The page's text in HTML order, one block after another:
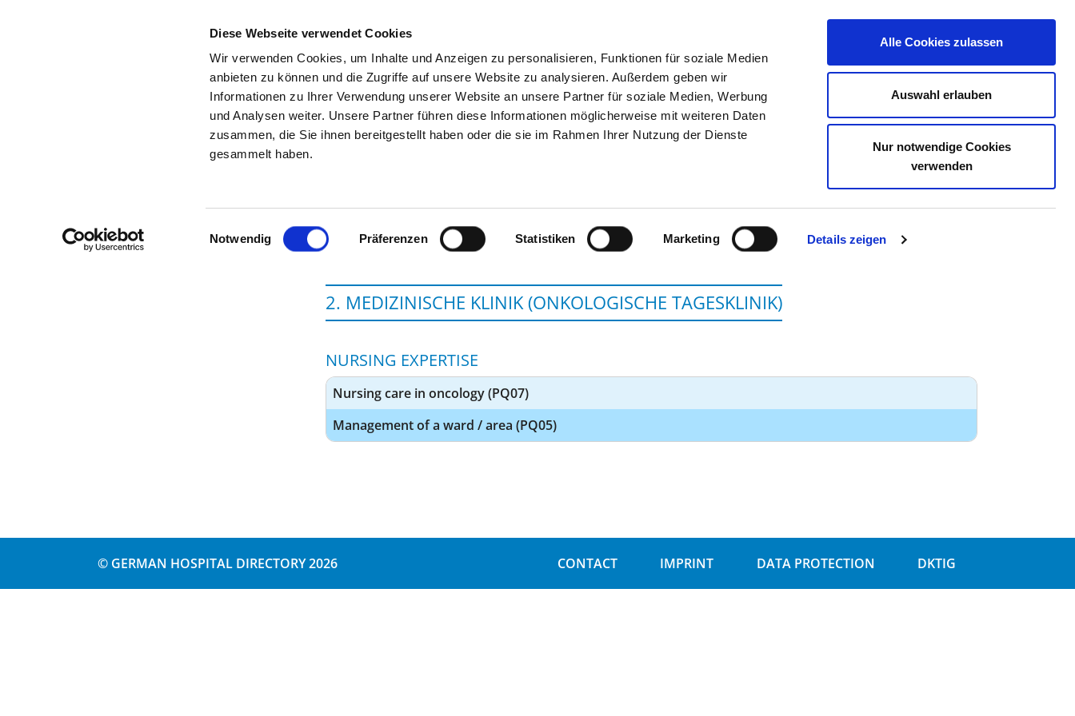
Diese Webseite verwendet Cookies
Wir verwenden Cookies, um Inhalte und Anzeigen zu personalisieren, Funktionen für soziale Medien
anbieten zu können und die Zugriffe auf unsere Website zu analysieren. Außerdem geben wir
Informationen zu Ihrer Verwendung unserer Website an unsere Partner für soziale Medien, Werbung
und Analysen weiter. Unsere Partner führen diese Informationen möglicherweise mit weiteren Daten
zusammen, die Sie ihnen bereitgestellt haben oder die sie im Rahmen Ihrer Nutzung der Dienste
gesammelt haben.
Einwilligungsauswahl
Notwendig Präferenzen Statistiken Marketing Details zeigen
Alle Cookies zulassen
Auswahl erlauben
Nur notwendige Cookies
verwenden
SEARCH TIPS & HELP THE GHD CONTACT YOUR OPINION
To the specialist department
2. MEDIZINISCHE KLINIK (ONKOLOGISCHE TAGESKLINIK)
NURSING EXPERTISE
Nursing care in oncology (PQ07)
Management of a ward / area (PQ05)
© GERMAN HOSPITAL DIRECTORY 2026 CONTACT IMPRINT DATA PROTECTION DKTIG